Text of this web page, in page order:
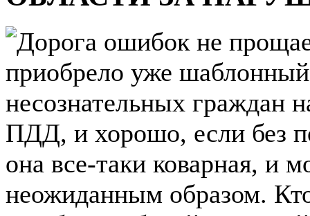
Дорога ошибок не
приобрело уже
несознательных граждан
ПДД, и хорошо, если без
она все-таки коварная, и
неожиданным образом.